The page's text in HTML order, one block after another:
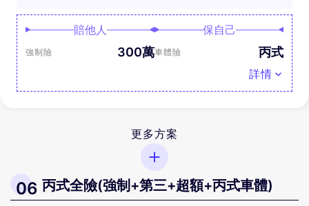
賠他人
強制險 300萬
保自己
車體險 丙式
詳情
更多方案
06 丙式全險(強制+第三+超額+丙式車體)